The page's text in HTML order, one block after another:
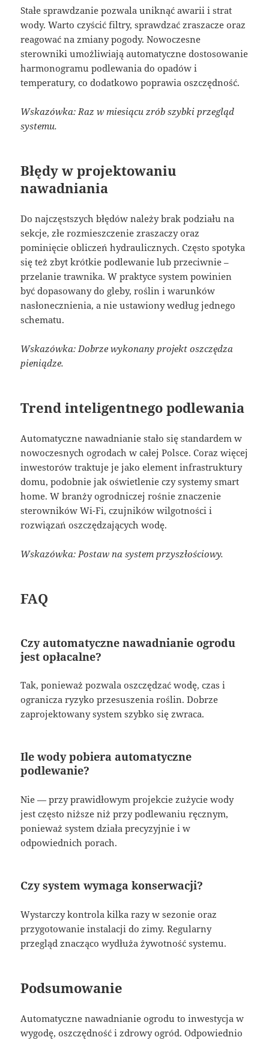
Stałe sprawdzanie pozwala uniknąć awarii i strat
wody. Warto czyścić filtry, sprawdzać zraszacze oraz
reagować na zmiany pogody. Nowoczesne
sterowniki umożliwiają automatyczne dostosowanie
harmonogramu podlewania do opadów i
temperatury, co dodatkowo poprawia oszczędność.
Wskazówka: Raz w miesiącu zrób szybki przegląd
systemu.
Błędy w projektowaniu
nawadniania
Do najczęstszych błędów należy brak podziału na
sekcje, złe rozmieszczenie zraszaczy oraz
pominięcie obliczeń hydraulicznych. Często spotyka
się też zbyt krótkie podlewanie lub przeciwnie –
przelanie trawnika. W praktyce system powinien
być dopasowany do gleby, roślin i warunków
nasłonecznienia, a nie ustawiony według jednego
schematu.
Wskazówka: Dobrze wykonany projekt oszczędza
pieniądze.
Trend inteligentnego podlewania
Automatyczne nawadnianie stało się standardem w
nowoczesnych ogrodach w całej Polsce. Coraz więcej
inwestorów traktuje je jako element infrastruktury
domu, podobnie jak oświetlenie czy systemy smart
home. W branży ogrodniczej rośnie znaczenie
sterowników Wi-Fi, czujników wilgotności i
rozwiązań oszczędzających wodę.
Wskazówka: Postaw na system przyszłościowy.
FAQ
Czy automatyczne nawadnianie ogrodu
jest opłacalne?
Tak, ponieważ pozwala oszczędzać wodę, czas i
ogranicza ryzyko przesuszenia roślin. Dobrze
zaprojektowany system szybko się zwraca.
Ile wody pobiera automatyczne
podlewanie?
Nie — przy prawidłowym projekcie zużycie wody
jest często niższe niż przy podlewaniu ręcznym,
ponieważ system działa precyzyjnie i w
odpowiednich porach.
Czy system wymaga konserwacji?
Wystarczy kontrola kilka razy w sezonie oraz
przygotowanie instalacji do zimy. Regularny
przegląd znacząco wydłuża żywotność systemu.
Podsumowanie
Automatyczne nawadnianie ogrodu to inwestycja w
wygodę, oszczędność i zdrowy ogród. Odpowiednio